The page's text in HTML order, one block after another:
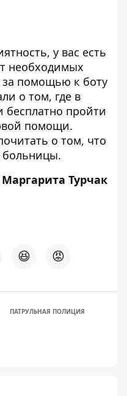
у вас есть
необходимых
за помощью к боту
о том, где в
бесплатно пройти
помощи.
о том, что
больницы.
Маргарита Турчак
😆 😡
ПАТРУЛЬНАЯ ПОЛИЦИЯ